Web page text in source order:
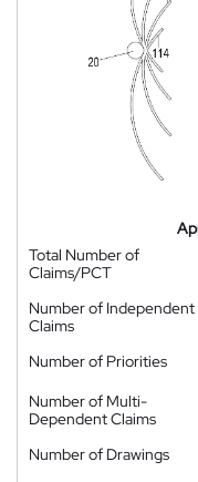
Total Number of
Claims/PCT
Number of Independent
Claims
Number of Priorities
Number of Multi-
Dependent Claims
Number of Drawings